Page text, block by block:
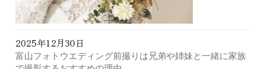
2025年12月30日
富山フォトウエディング前撮りは兄弟や姉妹と一緒に家族